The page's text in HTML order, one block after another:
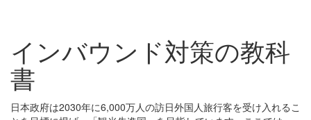
インバウンド対策の教科
書
日本政府は2030年に6,000万人の訪日外国人旅行客を受け入れるこ